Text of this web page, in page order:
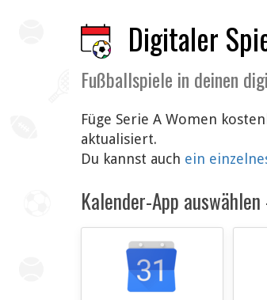
Digitaler
Fußballspiele in deinen
Füge Serie A Women
aktualisiert.
Du kannst auch ein
Kalender-App